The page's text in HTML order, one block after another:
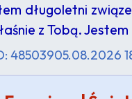
długoletni
z Tobą.
48503905.08.2026